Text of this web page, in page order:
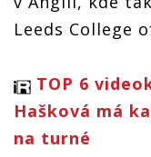
Leeds College
TOP 6
Hašková má
na turné